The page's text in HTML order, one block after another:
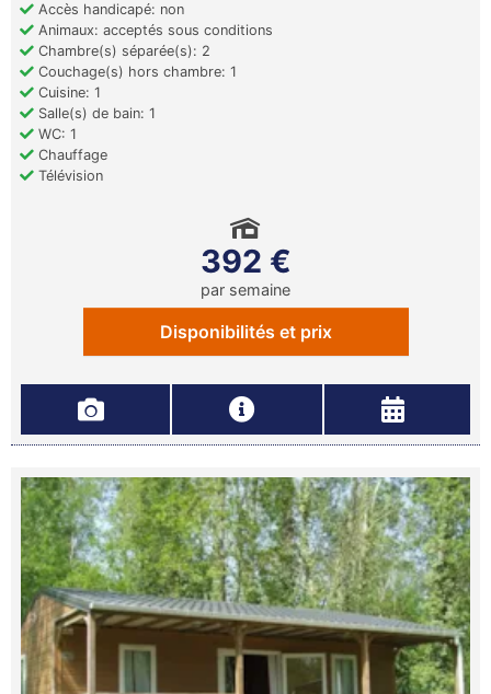
Accès handicapé: non
Animaux: acceptés sous conditions
Chambre(s) séparée(s): 2
Couchage(s) hors chambre: 1
Cuisine: 1
Salle(s) de bain: 1
WC: 1
Chauffage
Télévision
392 €
par semaine
Disponibilités et prix